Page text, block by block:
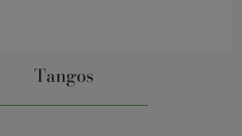
Tangos